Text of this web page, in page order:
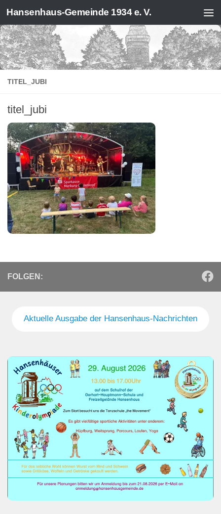
Zum Inhalt springen
Hansenhaus-Gemeinde 1934 e. V.
TITEL_JUBI
titel_jubi
FOLGEN:
Aktuelle Ausgabe der Hansenhaus-Nachrichten